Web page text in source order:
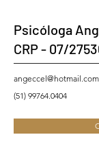
Psicóloga
CRP - 07/
angeccel@hotmail.com
(51) 99764.0404